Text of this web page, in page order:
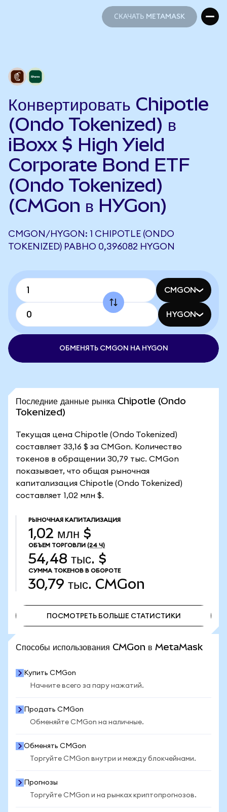
СКАЧАТЬ METAMASK
Конвертировать Chipotle
(Ondo Tokenized) в
iBoxx $ High Yield
Corporate Bond ETF
(Ondo Tokenized)
(CMGon в HYGon)
CMGON/HYGON: 1 CHIPOTLE (ONDO
TOKENIZED) РАВНО 0,396082 HYGON
CMGON
HYGON
ОБМЕНЯТЬ CMGON НА HYGON
Последние данные рынка Chipotle (Ondo
Tokenized)
Текущая цена Chipotle (Ondo Tokenized)
составляет 33,16 $ за CMGon. Количество
токенов в обращении 30,79 тыс. CMGon
показывает, что общая рыночная
капитализация Chipotle (Ondo Tokenized)
составляет 1,02 млн $.
РЫНОЧНАЯ КАПИТАЛИЗАЦИЯ
1,02 млн $
ОБЪЕМ ТОРГОВЛИ (24 Ч)
54,48 тыс. $
СУММА ТОКЕНОВ В ОБОРОТЕ
30,79 тыс. CMGon
ПОСМОТРЕТЬ БОЛЬШЕ СТАТИСТИКИ
Способы использования CMGon в MetaMask
Купить CMGon
Начните всего за пару нажатий.
Продать CMGon
Обменяйте CMGon на наличные.
Обменять CMGon
Торгуйте CMGon внутри и между блокчейнами.
Прогнозы
Торгуйте CMGon и на рынках криптопрогнозов.